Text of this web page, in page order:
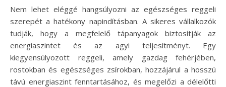
Nem lehet eléggé hangsúlyozni az egészséges reggeli
szerepét a hatékony napindításban. A sikeres vállalkozók
tudják, hogy a megfelelő tápanyagok biztosítják az
energiaszintet és az agyi teljesítményt. Egy
kiegyensúlyozott reggeli, amely gazdag fehérjében,
rostokban és egészséges zsírokban, hozzájárul a hosszú
távú energiaszint fenntartásához, és megelőzi a délelőtti